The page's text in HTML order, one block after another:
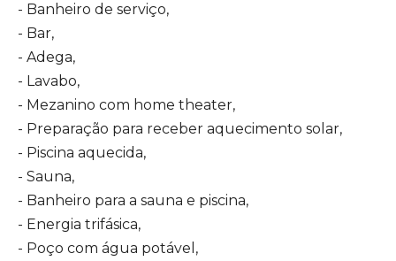
- Banheiro de serviço,
- Bar,
- Adega,
- Lavabo,
- Mezanino com home theater,
- Preparação para receber aquecimento solar,
- Piscina aquecida,
- Sauna,
- Banheiro para a sauna e piscina,
- Energia trifásica,
- Poço com água potável,